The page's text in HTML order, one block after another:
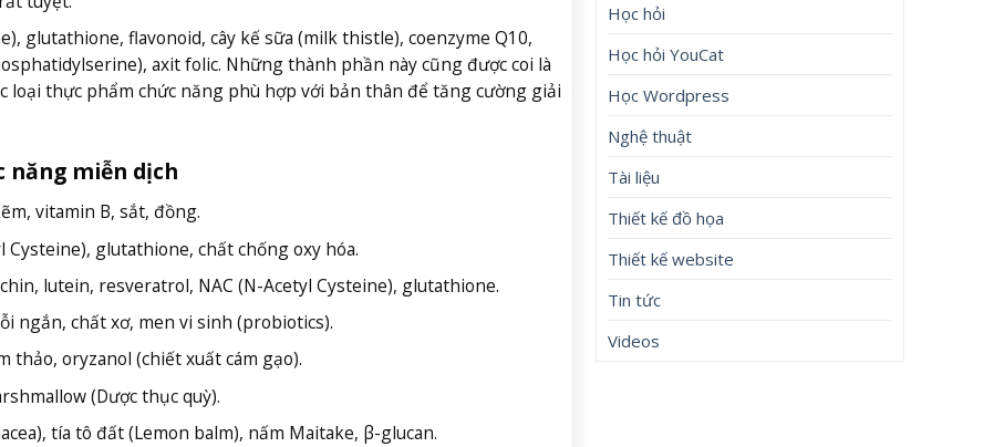
glutathione, flavonoid, cây kế sữa (milk thistle), coenzyme Q10,
axit folic. Những thành phần này cũng được coi là
loại thực phẩm chức năng phù hợp với bản thân để tăng cường giải
năng miễn dịch
vitamin B, sắt, đồng.
Cysteine), glutathione, chất chống oxy hóa.
lutein, resveratrol, NAC (N-Acetyl Cysteine), glutathione.
ngắn, chất xơ, men vi sinh (probiotics).
thảo, oryzanol (chiết xuất cám gạo).
(Dược thục quỳ).
tía tô đất (Lemon balm), nấm Maitake, β-glucan.
Học hỏi
Học hỏi YouCat
Học Wordpress
Nghệ thuật
Tài liệu
Thiết kế đồ họa
Thiết kế website
Tin tức
Videos